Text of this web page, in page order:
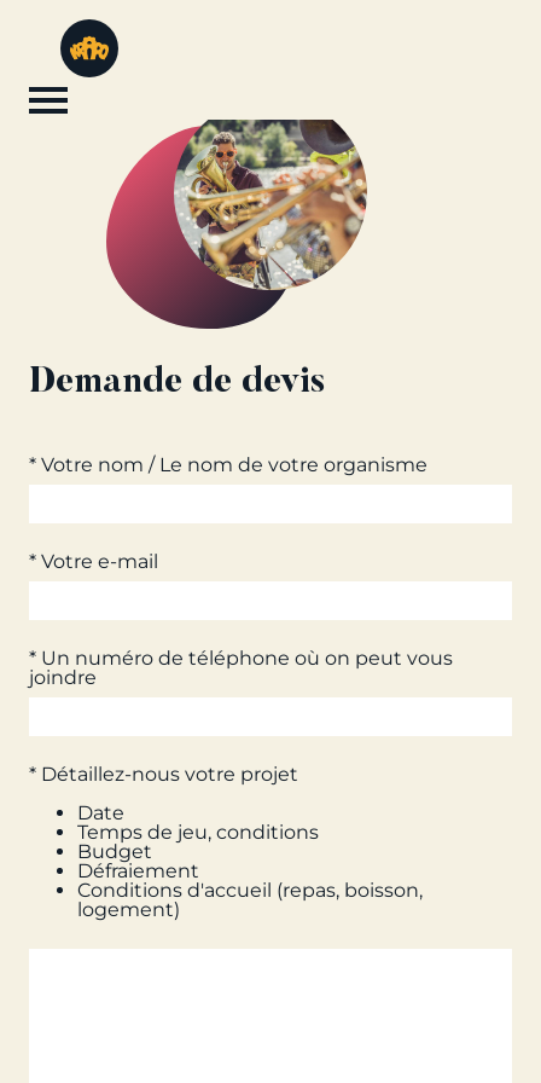
Demande de devis
* Votre nom / Le nom de votre organisme
* Votre e-mail
* Un numéro de téléphone où on peut vous
joindre
* Détaillez-nous votre projet
Date
Temps de jeu, conditions
Budget
Défraiement
Conditions d'accueil (repas, boisson,
logement)